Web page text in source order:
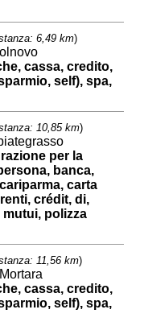
6,49 km)
cassa, credito,
self), spa,
10,85 km)
per la
banca,
carta
crédit, di,
polizza
11,56 km)
cassa, credito,
self), spa,